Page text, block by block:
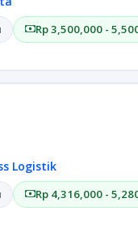
Rp 3,500,000 -
Logistik
Rp 4,316,000 -